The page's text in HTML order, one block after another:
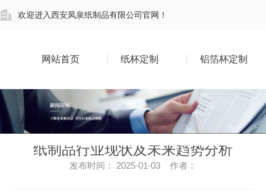
欢迎进入西安凤泉纸制品有限公司官网！
网站首页 纸杯定制 铝箔杯定制
纸制品行业现状及未来趋势分析
发布时间： 2025-01-03 作者：